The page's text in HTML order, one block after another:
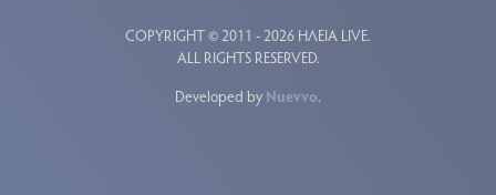
COPYRIGHT © 2011 - 2026 ΗΛΕΙΑ LIVE.
ALL RIGHTS RESERVED.
Developed by Nuevvo.